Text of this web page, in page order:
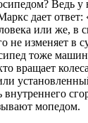
Ведь у
дает ответ:
или же, в
изменяет в
тоже
вращает
мопедом.